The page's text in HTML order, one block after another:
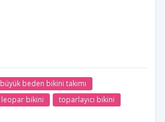
büyük beden bikini takımı
leopar bikini
toparlayıcı bikini